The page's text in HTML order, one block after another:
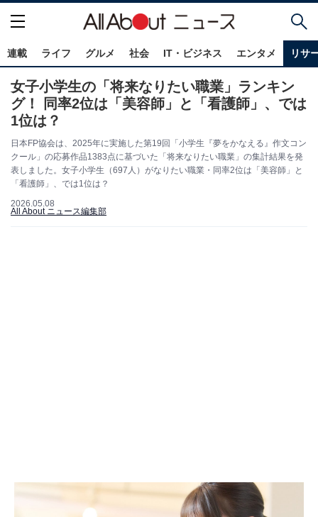
連載 ライフ グルメ 社会 IT・ビジネス エンタメ リサ
女子小学生の「将来なりたい職業」ランキン
グ！ 同率2位は「美容師」と「看護師」、では
1位は？
日本FP協会は、2025年に実施した第19回「小学生『夢をかなえる』作文コン
クール」の応募作品1383点に基づいた「将来なりたい職業」の集計結果を発
表しました。女子小学生（697人）がなりたい職業・同率2位は「美容師」と
「看護師」、では1位は？
2026.05.08
All About ニュース編集部